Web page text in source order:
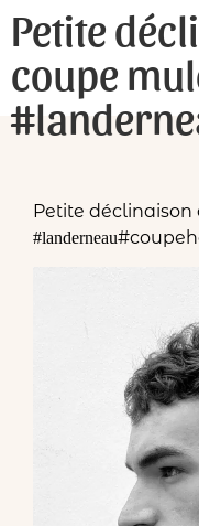
Petite
coupe
Petite
#landerneau